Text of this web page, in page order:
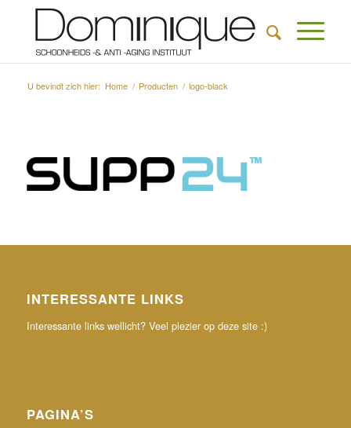
U bevindt zich hier: Home / Producten / logo-black
INTERESSANTE LINKS
Interessante links wellicht? Veel plezier op deze site :)
PAGINA’S